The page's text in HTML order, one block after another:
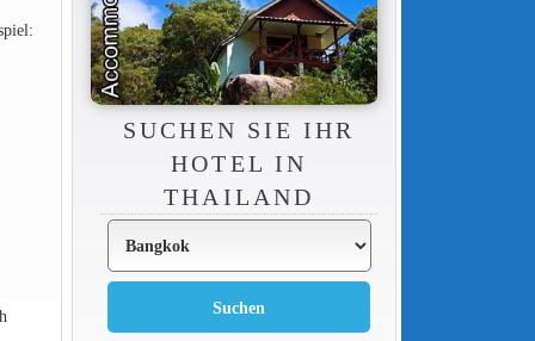
SUCHEN SIE IHR
HOTEL IN
THAILAND